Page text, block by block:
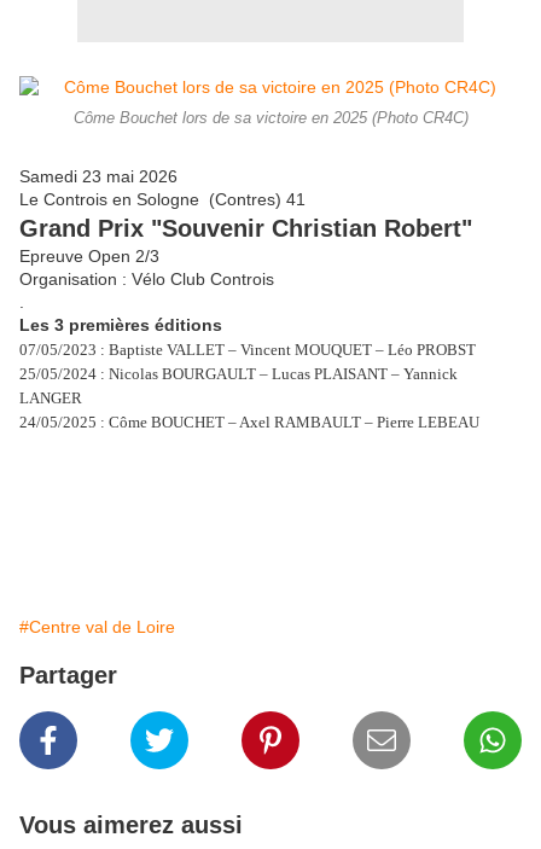
Côme Bouchet lors de sa victoire en 2025 (Photo CR4C)
Samedi 23 mai 2026
Le Controis en Sologne (Contres) 41
Grand Prix "Souvenir Christian Robert"
Epreuve Open 2/3
Organisation : Vélo Club Controis
Les 3 premières éditions
07/05/2023 : Baptiste VALLET – Vincent MOUQUET – Léo PROBST
25/05/2024 : Nicolas BOURGAULT – Lucas PLAISANT – Yannick
LANGER
24/05/2025 : Côme BOUCHET – Axel RAMBAULT – Pierre LEBEAU
#Centre val de Loire
Partager
Vous aimerez aussi